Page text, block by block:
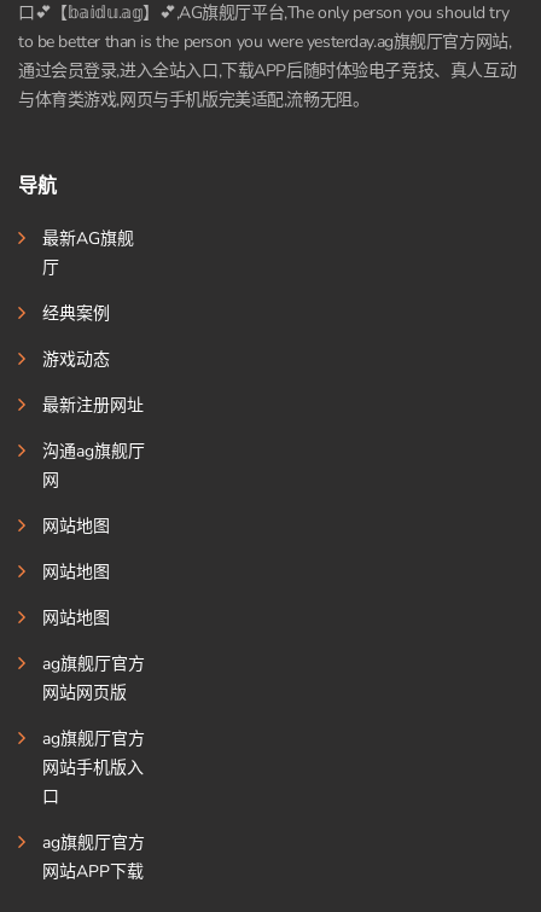
口💕【𝕓𝕒𝕚𝕕𝕦.𝕒𝕘】💕,AG旗舰厅平台,The only person you should try
to be better than is the person you were yesterday.ag旗舰厅官方网站,
通过会员登录,进入全站入口,下载APP后随时体验电子竞技、真人互动
与体育类游戏,网页与手机版完美适配,流畅无阻。
导航
最新AG旗舰
厅
经典案例
游戏动态
最新注册网址
沟通ag旗舰厅
网
网站地图
网站地图
网站地图
ag旗舰厅官方
网站网页版
ag旗舰厅官方
网站手机版入
口
ag旗舰厅官方
网站APP下载